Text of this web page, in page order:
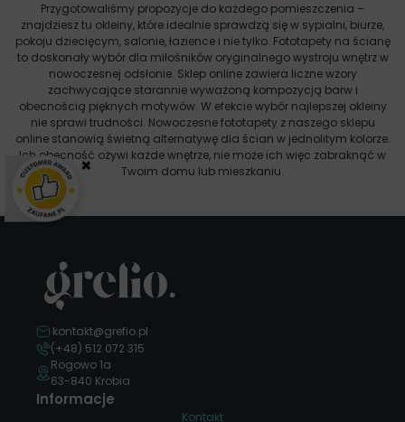
Przygotowaliśmy propozycje do każdego pomieszczenia –
znajdziesz tu okleiny, które idealnie sprawdzą się w sypialni, biurze,
pokoju dziecięcym, salonie, łazience i nie tylko. Fototapety na ścianę
to doskonały wybór dla miłośników oryginalnego wystroju wnętrz w
nowoczesnej odsłonie. Sklep online zawiera liczne wzory
zachwycające starannie wyważoną kompozycją barw i
obecnością pięknych motywów. W efekcie wybór najlepszej okleiny
nie sprawi trudności. Nowoczesne fototapety z naszego sklepu
online stanowią świetną alternatywę dla ścian w jednolitym kolorze.
Ich obecność ożywi każde wnętrze, nie może ich więc zabraknąć w
Twoim domu lub mieszkaniu.
kontakt@grefio.pl
(+48) 512 072 315
Rogowo 1a
63-840 Krobia
Informacje
Kontakt
×